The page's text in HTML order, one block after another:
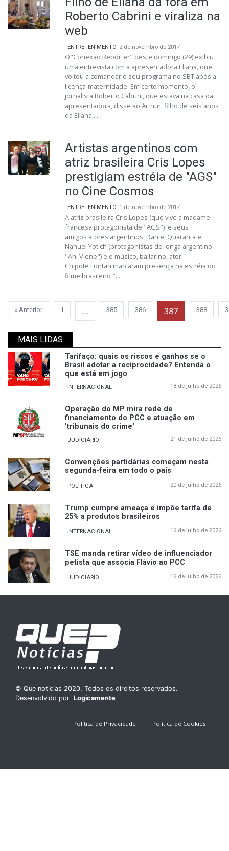
Roberto Cabrini e viraliza na
web
ENTRETENIMENTO 2 de novembro de 2017
O"Conexão Repórter" deste domingo (29) exibiu
uma entrevista com a apresentadora Eliana, que
voltou a comandar o seu programa no SBT após a
licença-maternidade. Em certo momento, o
jornalista Roberto Cabrini, que estava na casa da
apresentadora, disse ao Arthur, filho de seis anos
da Eliana,...
Artistas argentinos com
atriz brasileira Cris Lopes
prestigiam estréia de "AGS"
no Cine Cosmos
ENTRETENIMENTO 1 de novembro de 2017
A atriz brasileira Cris Lopes (que vive a madame
francesa protagonista de "AGS") e seus
amigos atores argentinos: Daniel Quaranta e
Nahuel Yotich (protagonistas do longa argentino
"Ahi Viene") e o músico, bailarino, ator
Chipote Fontan marcaram presença na estréia do
filme brasileiro "...
« Anterior 1 … 385 386 387 388
MAIS LIDAS
Tarifaço: quais os riscos e ganhos se o
Brasil adotar a reciprocidade? Entenda o
que está em jogo
INTERNACIONAL 18 de julho de 2026
Operação do MP mira rede de
financiamento do PCC e atuação em
'tribunais do crime'
JUDICIÁRIO 21 de julho de 2026
Convenções partidárias começam nesta
segunda-feira em todo o país
POLÍTICA 20 de julho de 2026
Trump cumpre ameaça e impõe tarifa de
25% a produtos brasileiros
INTERNACIONAL 16 de julho de 2026
TSE manda retirar vídeo de influenciador
petista que associa Flávio ao PCC
JUDICIÁRIO 16 de julho de 2026
© Que notícias 2020. Todos os direitos reservados.
Desenvolvido por Logicamente
Política de Privacidade Política de Cookies